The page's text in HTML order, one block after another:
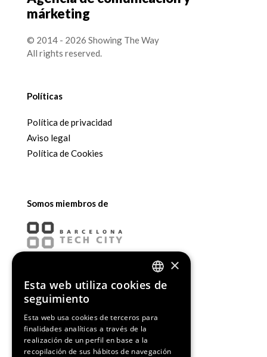
márketing
© 2014 - 2026 Showing The Way
All rights reserved.
Políticas
Política de privacidad
Aviso legal
Política de Cookies
Somos miembros de
ENGLISH
×
Esta web utiliza cookies de
seguimiento
Esta web usa cookies de terceros para
finalidades analíticas a través de la
realización de un perfil en base a la
recopilación de sus hábitos de navegación